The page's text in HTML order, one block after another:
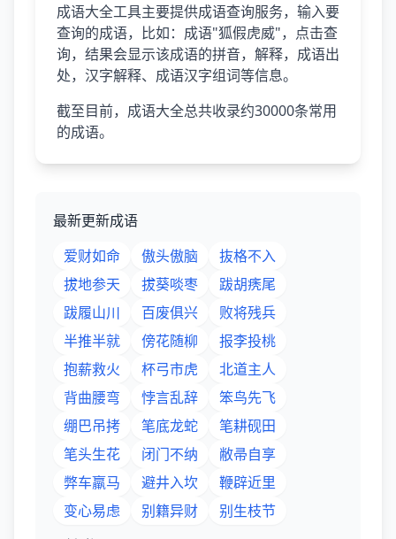
成语大全工具主要提供成语查询服务，输入要
查询的成语，比如：成语"狐假虎威"，点击查
询，结果会显示该成语的拼音，解释，成语出
处，汉字解释、成语汉字组词等信息。
截至目前，成语大全总共收录约30000条常用
的成语。
最新更新成语
爱财如命
傲头傲脑
抜格不入
拔地参天
拔葵啖枣
跋胡痜尾
跋履山川
百废俱兴
败将残兵
半推半就
傍花随柳
报李投桃
抱薪救火
杯弓市虎
北道主人
背曲腰弯
悖言乱辞
笨鸟先飞
绷巴吊拷
笔底龙蛇
笔耕砚田
笔头生花
闭门不纳
敝帚自享
弊车羸马
避井入坎
鞭辟近里
变心易虑
别籍异财 别生枝节